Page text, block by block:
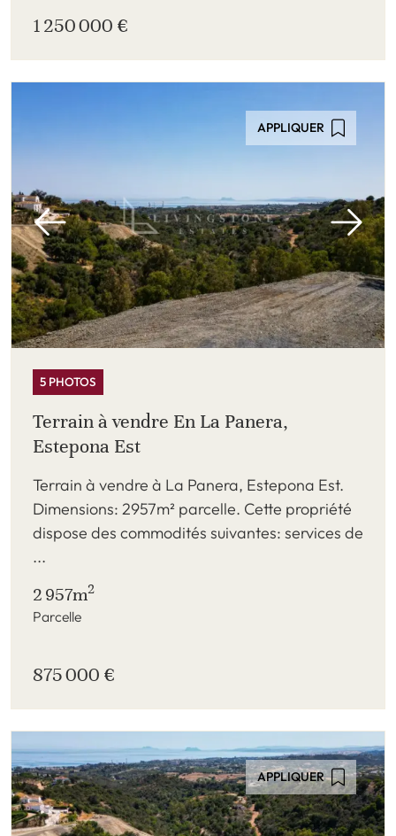
1 250 000 €
APPLIQUER
5 PHOTOS
Terrain à vendre En La Panera,
Estepona Est
Terrain à vendre à La Panera, Estepona Est.
Dimensions: 2957m² parcelle. Cette propriété
dispose des commodités suivantes: services de
...
2 957m2
Parcelle
875 000 €
APPLIQUER